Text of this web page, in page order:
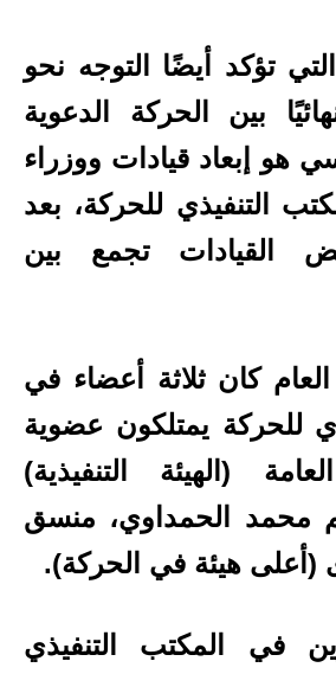
تؤكد أيضًا التوجه نحو
بين الحركة الدعوية
هو إبعاد قيادات ووزراء
التنفيذي للحركة، بعد
القيادات تجمع بين
كان ثلاثة أعضاء في
للحركة يمتلكون عضوية
(الهيئة التنفيذية)
محمد الحمداوي، منسق
هيئة في الحركة).
في المكتب التنفيذي